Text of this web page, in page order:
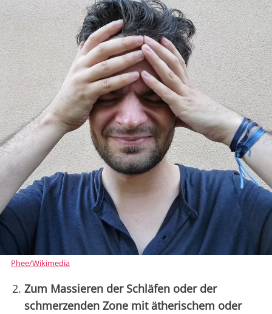
Phee/Wikimedia
Zum Massieren der Schläfen oder der
schmerzenden Zone mit ätherischem oder